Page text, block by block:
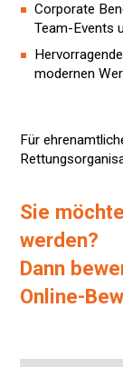
Corporate
Team-Events
modernen
Für
Sie
werden?
Dann
Online-